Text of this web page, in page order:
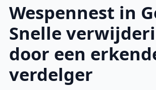
Wespennest in
Snelle
door een
verdelger